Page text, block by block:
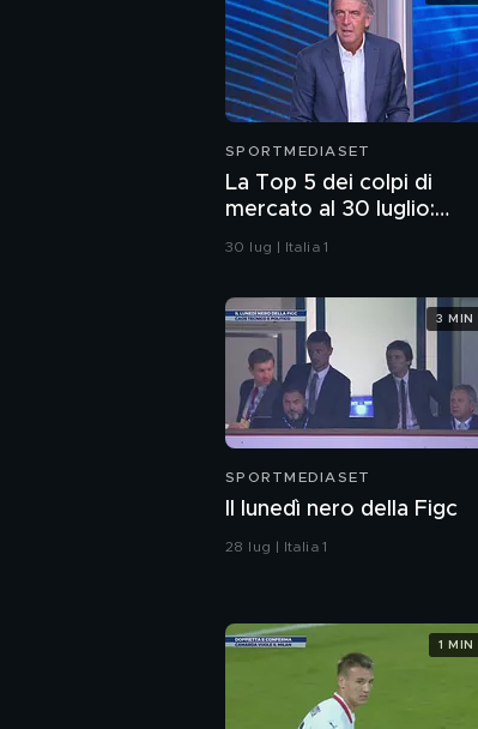
SPORTMEDIASET
La Top 5 dei colpi di
mercato al 30 luglio:
Ramos o Alajbegovic al 1°
30 lug | Italia 1
SPORTMEDIASET
Il lunedì nero della Figc
28 lug | Italia 1
3 MIN
1 MIN